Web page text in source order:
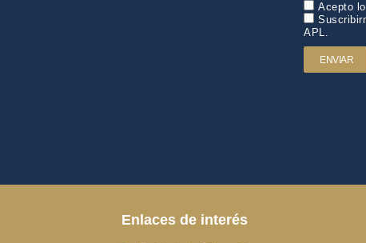
Acepto
APL.
ENVIAR
Enlaces de interés